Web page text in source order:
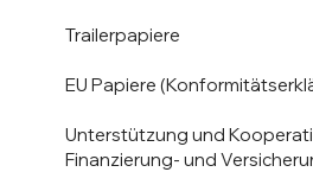
Trailerpapiere
EU Papiere
Unterstützung und
Finanzierung- und